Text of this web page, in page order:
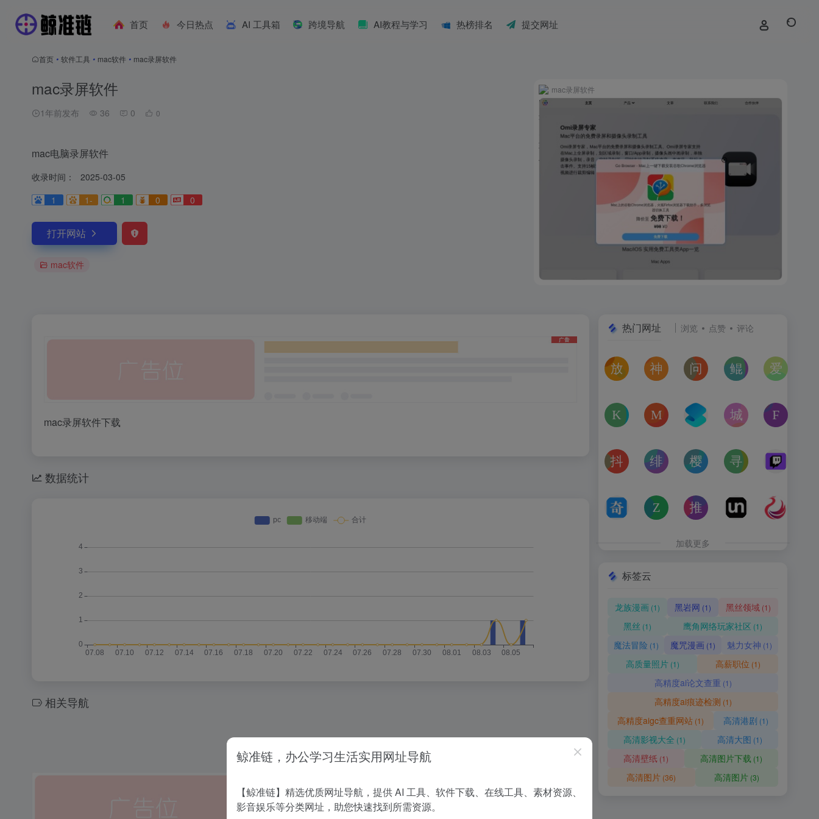
首页 今日热点 AI 工具箱 跨境导航 AI教程与学习 热榜排名 提交网址
首页 • 软件工具 • mac软件 • mac录屏软件
mac录屏软件
1年前发布 36 0 0
mac电脑录屏软件
收录时间：
2025-03-05
1
1- 1 0 0
打开网站
mac软件
mac录屏软件
mac录屏软件下载
数据统计
相关导航
热门网址 浏览 点赞 评论
放屁音乐网
在线免费下载全网MP3付费歌曲
神仙代售
神仙代售，专注于游戏账号交易平台多年
问卷星
免费使用问卷星创建问卷调查
鲲Galgame论坛
一个专注于二次元
kagurafan
游戏补丁分享网站
MCBBS
MCBBS我的世界中文论坛官网入口
转换云
转换云（
城市交通健康榜
高德地图中国主要
抖音课堂
抖音旗下综合学习平台，覆盖抖音、今日头条、西瓜视
绯月论坛
绯月是一个以动漫、游戏、音乐、绘画等为
樱之空动漫
樱之空动漫是一个专为动漫爱
寻宝天行
完美世界官方授权
奇书网
TXT电子书免费下载,TXT全集下载,小说TXT下载,全本完
Zoom Earth
Zoom Earth风暴追踪器，实时天气和卫星图
推次元
推次元a2cy.com(T站)是以
Unblast – 免费
Unblast是免费设
加载更多
标签云
龙族漫画 (1) 黑岩网 (1) 黑丝领域 (1)
黑丝 (1) 鹰角网络玩家社区 (1)
魔法冒险 (1) 魔咒漫画 (1) 魅力女神 (1)
高质量照片(1) 高薪职位 (1)
高精度ai论文查重 (1)
高精度ai痕迹检测 (1)
高精度aigc查重网站 (1) 高清港剧 (1)
高清影视大全 (1) 高清大图 (1)
高清壁纸 (1) 高清图片下载 (1)
高清图片 (36) 高清图片(3)
鲸准链，办公学习生活实用网址导航
【鲸准链】精选优质网址导航，提供 AI 工具、软件下载、在线工具、素材资源、
影音娱乐等分类网址，助您快速找到所需资源。